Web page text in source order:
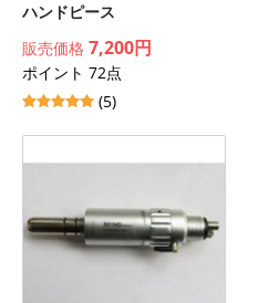
ハンドピース
販売価格 7,200円
ポイント 72点
(5)